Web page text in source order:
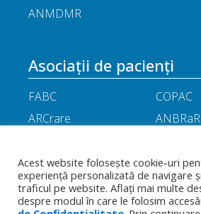
ANMDMR
Asociații de pacienți
FABC
COPAC
ARCrare
ANHR
ARIL
APOR
Little
Acest website folosește cookie-uri
experiență personalizată de navigare
traficul pe website. Aflați mai multe
despre modul în care le folosim